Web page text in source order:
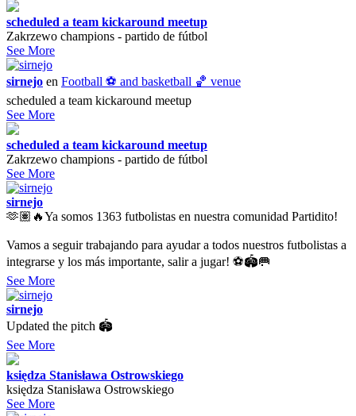
scheduled a team kickaround meetup
Zakrzewo champions - partido de fútbol
See More
sirnejo en Football ⚽️ and basketball 🏀 venue
scheduled a team kickaround meetup
See More
scheduled a team kickaround meetup
Zakrzewo champions - partido de fútbol
See More
sirnejo
🫶🏽🔥Ya somos 1363 futbolistas en nuestra comunidad Partidito!
Vamos a seguir trabajando para ayudar a todos nuestros futbolistas a
integrarse y los más importante, salir a jugar! ⚽️🏟️🥅
See More
sirnejo
Updated the pitch 🏟
See More
księdza Stanisława Ostrowskiego
księdza Stanisława Ostrowskiego
See More